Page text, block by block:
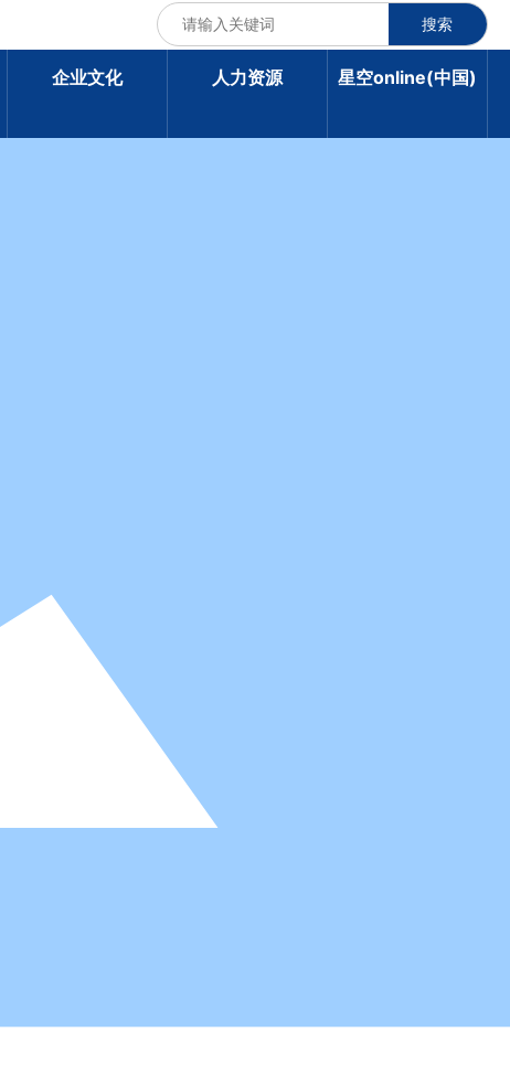
搜索
企业文化 人力资源 星空online(中国)